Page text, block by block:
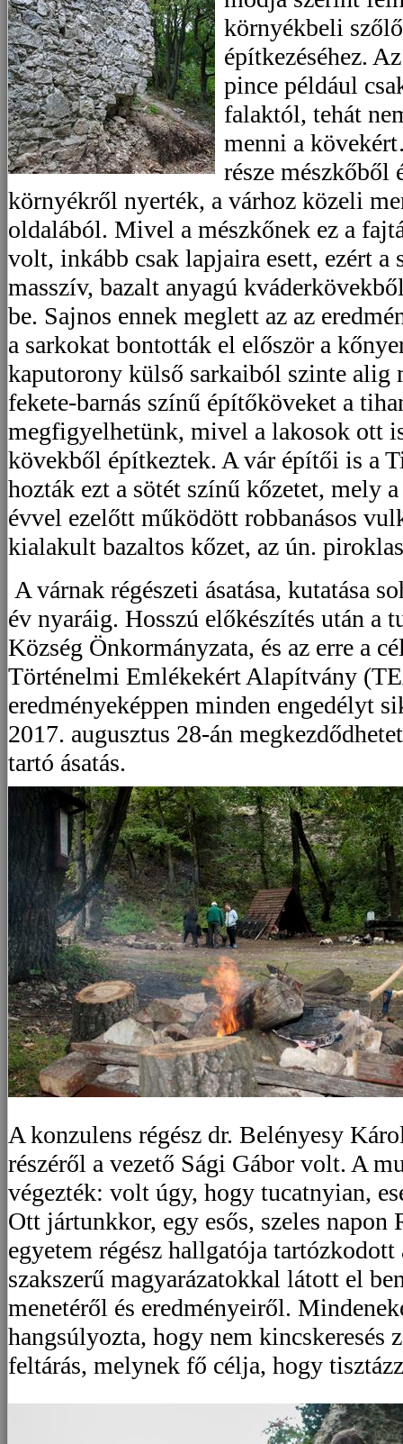
környékbeli
építkezéséhez.
pince például
falaktól, tehát
menni a
része mészkőből
környékről nyerték, a várhoz közeli
oldalából. Mivel a mészkőnek ez a
volt, inkább csak lapjaira esett, ezért a
masszív, bazalt anyagú
be. Sajnos ennek meglett az az
a sarkokat bontották el először a
kaputorony külső sarkaiból szinte alig
fekete-barnás színű építőköveket a
megfigyelhetünk, mivel a lakosok ott
kövekből építkeztek. A vár építői is a
hozták ezt a sötét színű kőzetet, mely
évvel ezelőtt működött robbanásos
kialakult bazaltos kőzet, az ún.
A várnak régészeti ásatása, kutatása
év nyaráig. Hosszú előkészítés után a
Község Önkormányzata, és az erre a
Történelmi Emlékekért Alapítvány
eredményeképpen minden engedélyt
2017. augusztus 28-án
tartó ásatás.
A konzulens régész dr. Belényesy
részéről a vezető Sági Gábor volt. A
végezték: volt úgy, hogy tucatnyian,
Ott jártunkkor, egy esős, szeles napon
egyetem régész hallgatója
szakszerű magyarázatokkal látott el
menetéről és eredményeiről.
hangsúlyozta, hogy nem kincskeresés
feltárás, melynek fő célja, hogy